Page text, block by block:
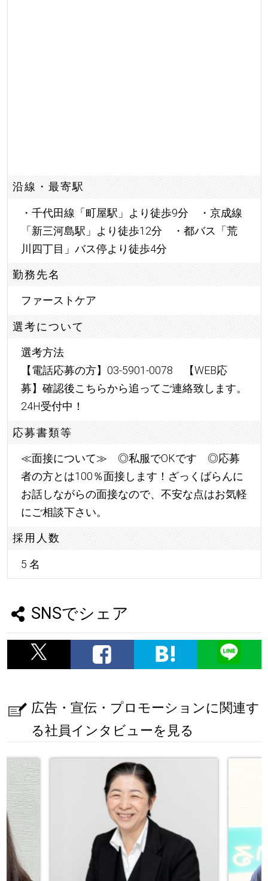
沿線・最寄駅
・千代田線「町屋駅」より徒歩9分 ・京成線
「新三河島駅」より徒歩12分 ・都バス「荒
川四丁目」バス停より徒歩4分
勤務先名
ファーストケア
選考について
選考方法
【電話応募の方】03-5901-0078 【WEB応
募】確認後こちらから追ってご連絡致します。
24H受付中！
応募書類等
≪面接について≫ ◎私服でOKです ◎応募
者の方とは100％面接します！ざっくばらんに
お話しながらの面接なので、不安な点はお気軽
にご相談下さい。
採用人数
5 名
SNSでシェア
広告・宣伝・プロモーションに関連す
る社員インタビューを見る